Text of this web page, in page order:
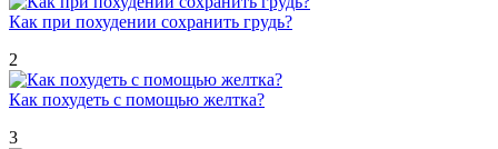
Как при похудении сохранить грудь?
2
Как похудеть с помощью желтка?
3